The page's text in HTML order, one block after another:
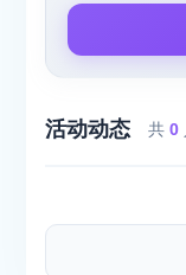
活动动态 共0